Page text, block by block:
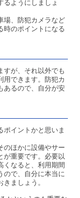
るようにしましょ
場、防犯カメラなど
時のポイントになる
すが、それ以外でも
用できます。防犯カ
あるので、自分が安
ポイントかと思いま
のほかに設備やサー
重要です。 必要以
くなると、利用期間
ので、自分に本当に
ましょう。